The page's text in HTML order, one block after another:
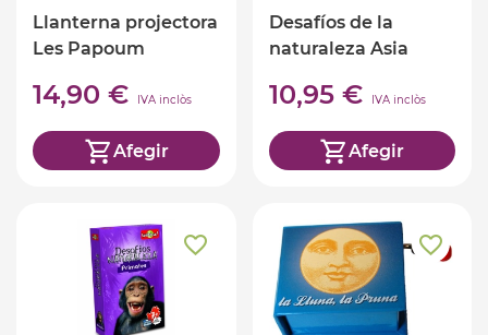
Llanterna projectora
Les Papoum
14,90 € IVA inclòs
Afegir
Desafíos de la
naturaleza Asia
10,95 € IVA inclòs
Afegir